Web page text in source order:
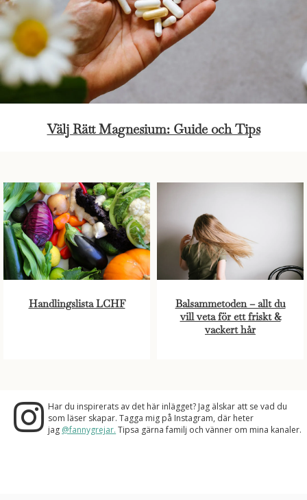
Välj Rätt Magnesium: Guide och Tips
Handlingslista LCHF
Balsammetoden – allt du
vill veta för ett friskt &
vackert hår
Har du inspirerats av det här inlägget? Jag älskar att se vad du
som läser skapar. Tagga mig på Instagram, där heter
jag @fannygrejar. Tipsa gärna familj och vänner om mina kanaler.